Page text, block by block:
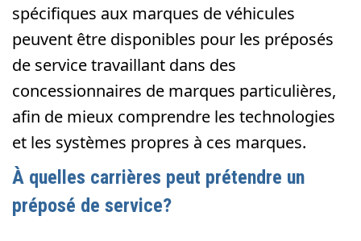
spécifiques aux marques de véhicules
peuvent être disponibles pour les préposés
de service travaillant dans des
concessionnaires de marques particulières,
afin de mieux comprendre les technologies
et les systèmes propres à ces marques.
À quelles carrières peut prétendre un
préposé de service?